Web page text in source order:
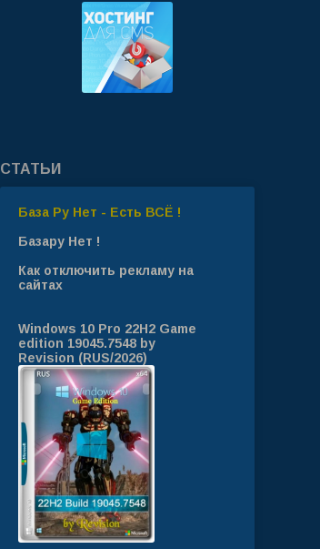
СТАТЬИ
База Ру Нет - Есть ВСЁ !
Базару Нет !
Как отключить рекламу на
сайтах
Windows 10 Pro 22H2 Game
edition 19045.7548 by
Revision (RUS/2026)